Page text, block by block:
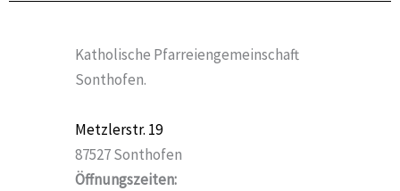
Katholische Pfarreiengemeinschaft
Sonthofen.
Metzlerstr. 19
87527 Sonthofen
Öffnungszeiten: